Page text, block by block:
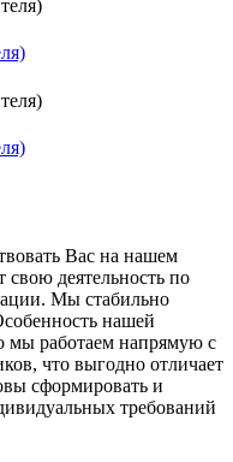
Вас на нашем
деятельность по
Мы стабильно
нашей
мы работаем напрямую с
что выгодно отличает
сформировать и
требований